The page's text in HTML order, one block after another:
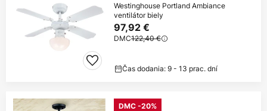
Westinghouse Portland Ambiance
ventilátor biely
97,92 €
DMC122,40 €
Čas dodania: 9 - 13 prac. dní
DMC -20%